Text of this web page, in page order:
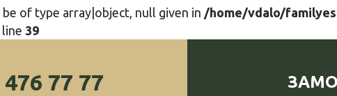
of type array|object, null given in /home/vdalo/
39
77 77